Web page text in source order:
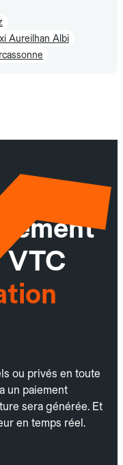
Aureilhan Albi
VTC
ou privés en toute
un paiement
sera générée. Et
en temps réel.